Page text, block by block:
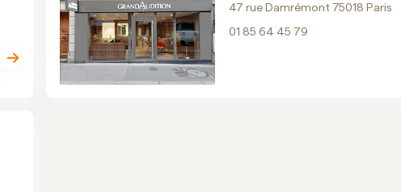
47 rue Damrémont 75018 Paris
01 85 64 45 79